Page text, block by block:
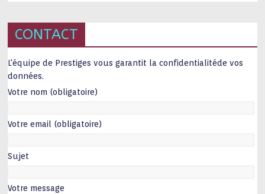
CONTACT
L'équipe de Prestiges vous garantit la confidentialitéde vos
données.
Votre nom (obligatoire)
Votre email (obligatoire)
Sujet
Votre message